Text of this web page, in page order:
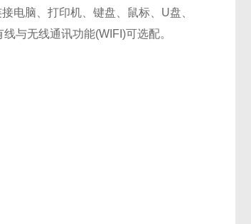
电脑、打印机、键盘、鼠标、U盘、
与无线通讯功能(WIFI)可选配。